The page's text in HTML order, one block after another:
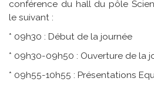
conférence du hall du pôle
le suivant :
* 09h30 : Début de la journée
* 09h30-09h50 : Ouverture de la
* 09h55-10h55 : Présentations